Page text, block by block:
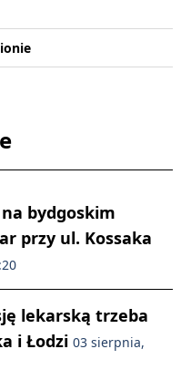
na bydgoskim
przy ul. Kossaka
lekarską trzeba
i Łodzi 03 sierpnia,